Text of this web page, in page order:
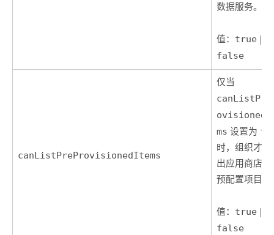
数据服务。
值： true
false
canListPreProvisionedItems
仅当
ms 设置为
时，组织才能
出应用商店中
预配置项目。
值： true
false